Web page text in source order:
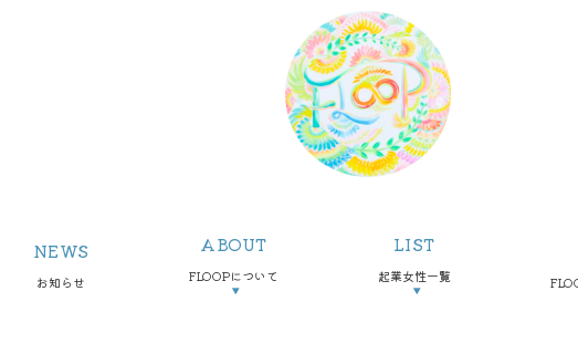
NEWS
お知らせ
ABOUT
FLOOPについて
▼
LIST
起業女性一覧
▼